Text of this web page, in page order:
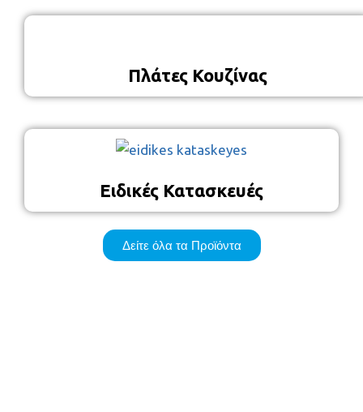
Πλάτες Κουζίνας
Ειδικές Κατασκευές
Δείτε όλα τα Προϊόντα